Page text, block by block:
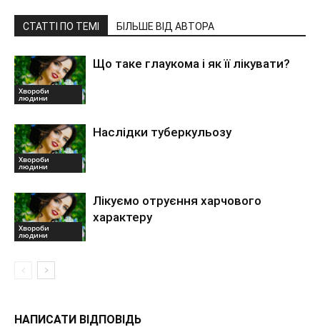
СТАТТІ ПО ТЕМІ БІЛЬШЕ ВІД АВТОРА
Хвороби
людини
Що таке глаукома і як її лікувати?
Хвороби
людини
Наслідки туберкульозу
Хвороби
людини
Лікуємо отруєння харчового
характеру
НАПИСАТИ ВІДПОВІДЬ